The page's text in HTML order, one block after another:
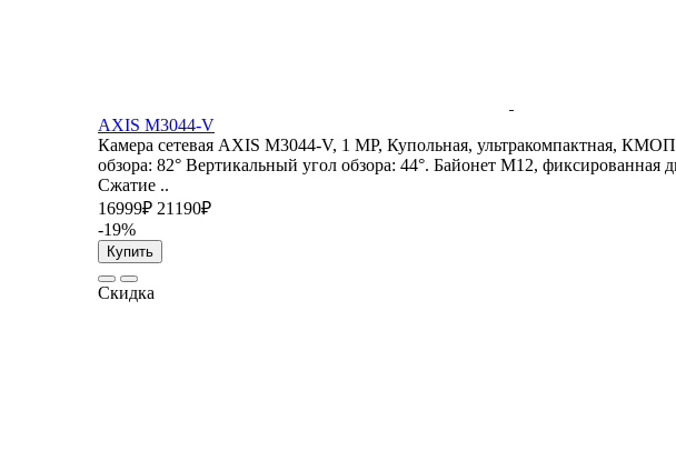
AXIS M3044-V
Камера сетевая AXIS M3044-V, 1 MP, Купольная, ультракомпактная,
обзора: 82° Вертикальный угол обзора: 44°. Байонет М12,
Сжатие ..
16999₽ 21190₽
-19%
Купить
Скидка